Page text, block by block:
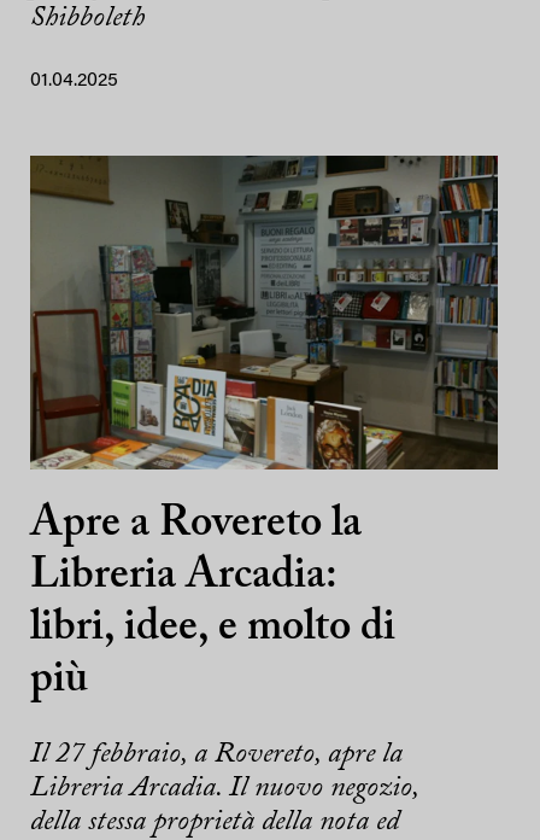
Shibboleth
01.04.2025
Apre a Rovereto la
Libreria Arcadia:
libri, idee, e molto di
più
Il 27 febbraio, a Rovereto, apre la
Libreria Arcadia. Il nuovo negozio,
della stessa proprietà della nota ed